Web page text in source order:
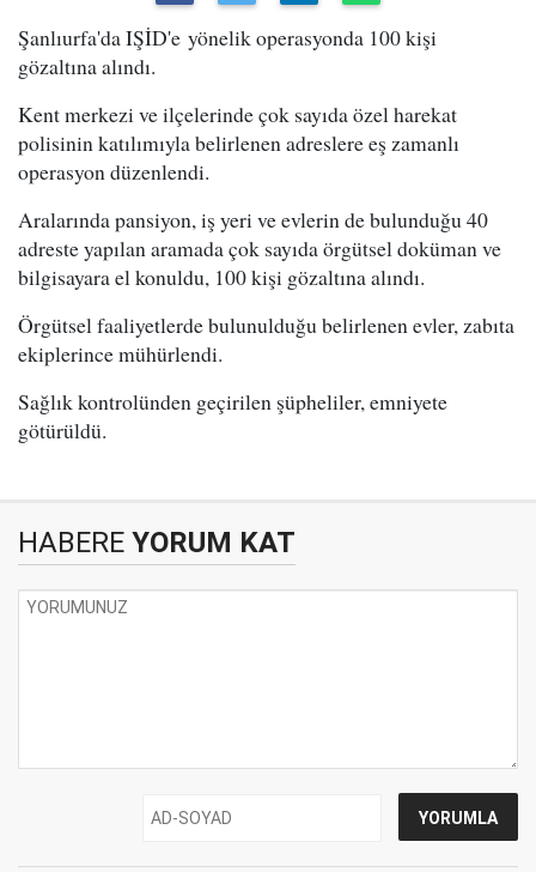
Şanlıurfa'da IŞİD'e yönelik operasyonda 100 kişi
gözaltına alındı.
Kent merkezi ve ilçelerinde çok sayıda özel harekat
polisinin katılımıyla belirlenen adreslere eş zamanlı
operasyon düzenlendi.
Aralarında pansiyon, iş yeri ve evlerin de bulunduğu 40
adreste yapılan aramada çok sayıda örgütsel doküman ve
bilgisayara el konuldu, 100 kişi gözaltına alındı.
Örgütsel faaliyetlerde bulunulduğu belirlenen evler, zabıta
ekiplerince mühürlendi.
Sağlık kontrolünden geçirilen şüpheliler, emniyete
götürüldü.
HABERE YORUM KAT